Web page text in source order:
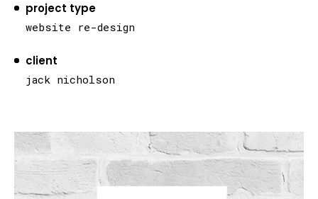
project type
website re-design
client
jack nicholson